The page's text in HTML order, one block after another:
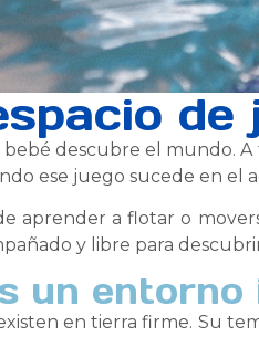
descubre el mundo. A
ese juego sucede en
aprender a flotar o
y libre para
un
en tierra firme. Su